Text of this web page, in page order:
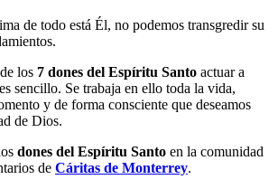
de todo está Él, no podemos transgredir su
los 7 dones del Espíritu Santo actuar a
sencillo. Se trabaja en ello toda la vida,
y de forma consciente que deseamos
de Dios.
dones del Espíritu Santo en la comunidad
de Cáritas de Monterrey.